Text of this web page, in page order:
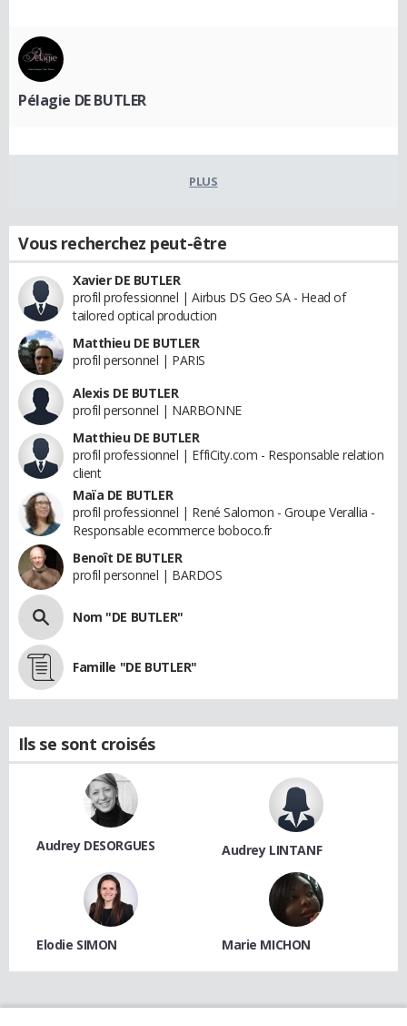
Pélagie DE BUTLER
PLUS
Vous recherchez peut-être
Xavier DE BUTLER
profil professionnel | Airbus DS Geo SA - Head of
tailored optical production
Matthieu DE BUTLER
profil personnel | PARIS
Alexis DE BUTLER
profil personnel | NARBONNE
Matthieu DE BUTLER
profil professionnel | EffiCity.com - Responsable relation
client
Maïa DE BUTLER
profil professionnel | René Salomon - Groupe Verallia -
Responsable ecommerce boboco.fr
Benoît DE BUTLER
profil personnel | BARDOS
Nom "DE BUTLER"
Famille "DE BUTLER"
Ils se sont croisés
Audrey DESORGUES Audrey LINTANF
Elodie SIMON Marie MICHON